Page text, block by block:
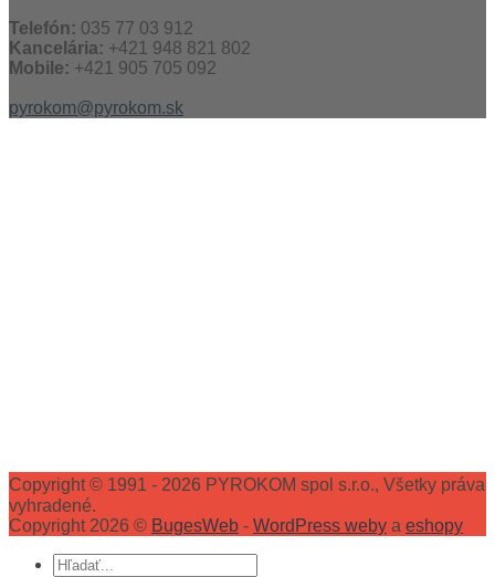
Telefón: 035 77 03 912
Kancelária: +421 948 821 802
Mobile: +421 905 705 092
pyrokom@pyrokom.sk
Copyright © 1991 - 2026 PYROKOM spol s.r.o., Všetky práva
vyhradené.
Copyright 2026 © BugesWeb - WordPress weby a eshopy
Hľadať: